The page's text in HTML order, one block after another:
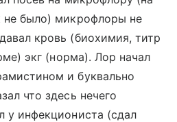
не было) микрофлоры не
кровь (биохимия, титр
экг (норма). Лор начал
и буквально
что здесь нечего
у инфекциониста (сдал